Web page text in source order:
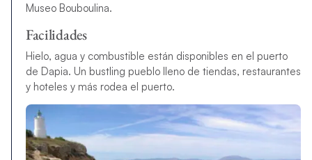
Museo Bouboulina.
Facilidades
Hielo, agua y combustible están disponibles en el puerto
de Dapia. Un bustling pueblo lleno de tiendas, restaurantes
y hoteles y más rodea el puerto.